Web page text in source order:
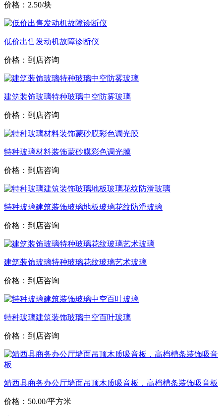
价格：2.50/块
低价出售发动机故障诊断仪
价格：到店咨询
建筑装饰玻璃特种玻璃中空防雾玻璃
价格：到店咨询
特种玻璃材料装饰蒙砂膜彩色调光膜
价格：到店咨询
特种玻璃建筑装饰玻璃地板玻璃花纹防滑玻璃
价格：到店咨询
建筑装饰玻璃特种玻璃花纹玻璃艺术玻璃
价格：到店咨询
特种玻璃建筑装饰玻璃中空百叶玻璃
价格：到店咨询
靖西县商务办公厅墙面吊顶木质吸音板，高档槽条装饰吸音板
价格：50.00/平方米